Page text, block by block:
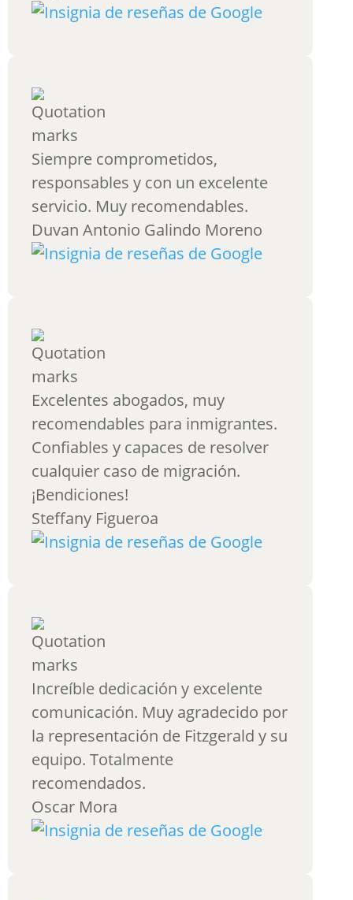
Siempre comprometidos,
responsables y con un excelente
servicio. Muy recomendables.
Duvan Antonio Galindo Moreno
Excelentes abogados, muy
recomendables para inmigrantes.
Confiables y capaces de resolver
cualquier caso de migración.
¡Bendiciones!
Steffany Figueroa
Increíble dedicación y excelente
comunicación. Muy agradecido por
la representación de Fitzgerald y su
equipo. Totalmente
recomendados.
Oscar Mora